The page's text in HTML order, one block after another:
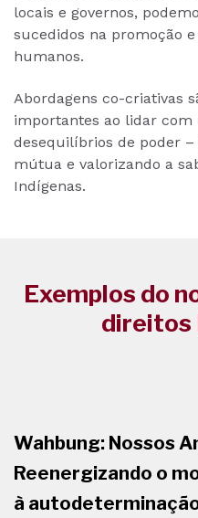
locais e governos,
sucedidos na promoção
humanos.
Abordagens co-criativas
importantes ao lidar com
desequilíbrios de poder
mútua e valorizando a
Indígenas.
Exemplos do
direitos
Wahbung: Nossos
Reenergizando o
à